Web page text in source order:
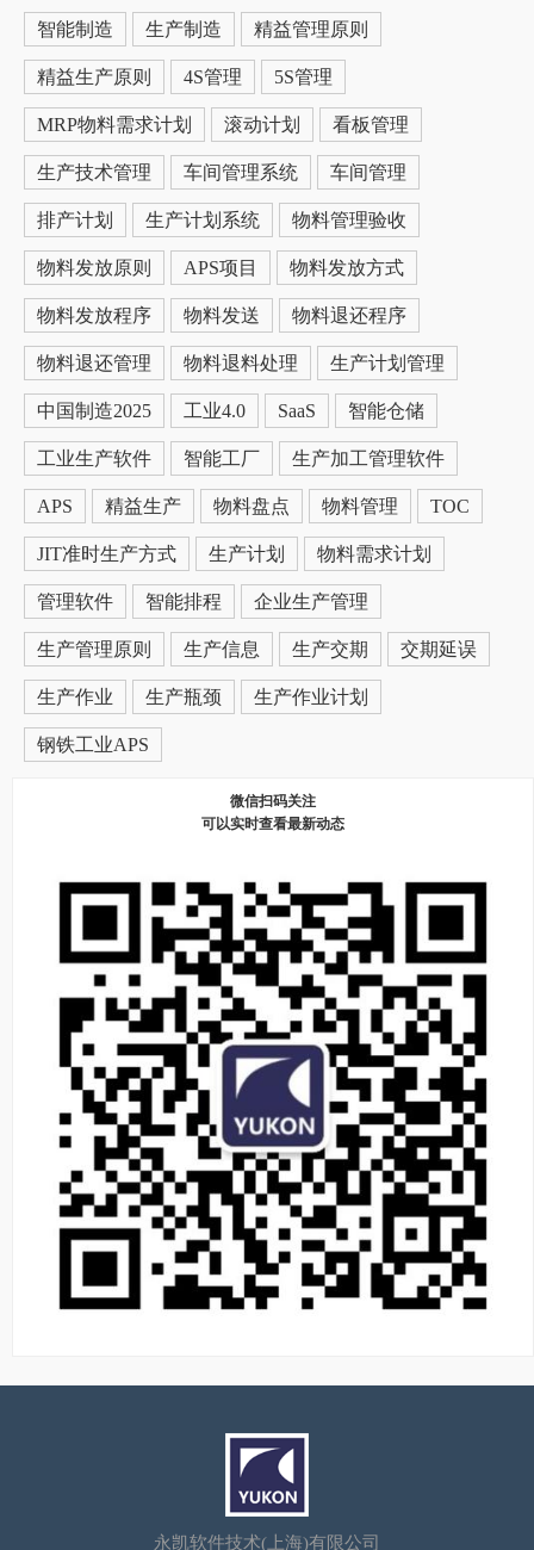
智能制造 生产制造 精益管理原则
精益生产原则 4S管理 5S管理
MRP物料需求计划 滚动计划 看板管理
生产技术管理 车间管理系统 车间管理
排产计划 生产计划系统 物料管理验收
物料发放原则 APS项目 物料发放方式
物料发放程序 物料发送 物料退还程序
物料退还管理 物料退料处理 生产计划管理
中国制造2025 工业4.0 SaaS 智能仓储
工业生产软件 智能工厂 生产加工管理软件
APS 精益生产 物料盘点 物料管理 TOC
JIT准时生产方式 生产计划 物料需求计划
管理软件 智能排程 企业生产管理
生产管理原则 生产信息 生产交期 交期延误
生产作业 生产瓶颈 生产作业计划
钢铁工业APS
微信扫码关注
可以实时查看最新动态
永凯软件技术(上海)有限公司